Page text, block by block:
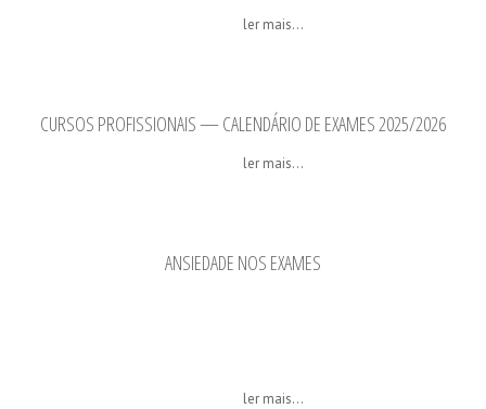
ler mais...
CURSOS PROFISSIONAIS — CALENDÁRIO DE EXAMES 2025/2026
ler mais...
ANSIEDADE NOS EXAMES
ler mais...